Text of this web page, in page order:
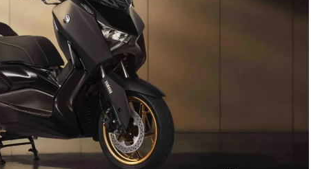
all you can eat
You Can Eat Bandung
...
Sambut 2026, Kakkoii
Bandung Hadirkan Pesta All
You Can Eat Mulai Rp
145.000
buat iseng-iseng, eh ternyata malah